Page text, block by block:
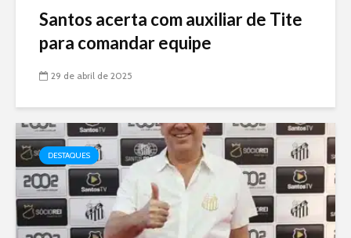
Santos acerta com auxiliar de Tite
para comandar equipe
29 de abril de 2025
DESTAQUES